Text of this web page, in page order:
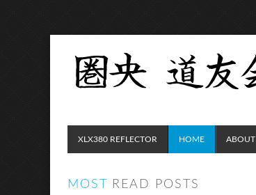
XLX380 REFLECTOR HOME ABOUT
MOST READ POSTS